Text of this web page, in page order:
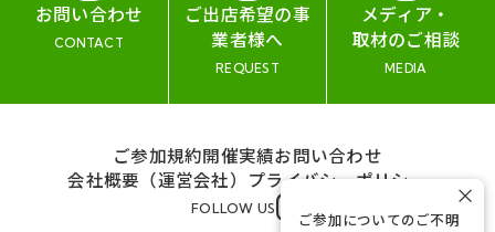
お問い合わせ
CONTACT
ご出店希望の事
業者様へ
REQUEST
メディア・
取材のご相談
MEDIA
ご参加規約開催実績お問い合わせ
会社概要（運営会社） プライバシーポリシー
FOLLOW US
ご参加についてのご不明
×